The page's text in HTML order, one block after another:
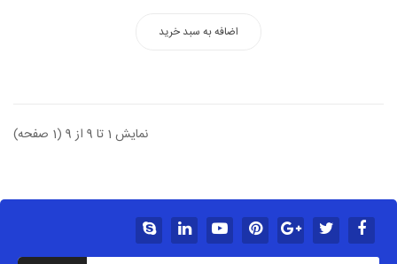
اضافه به سبد خرید
نمایش 1 تا 9 از 9 (1 صفحه)